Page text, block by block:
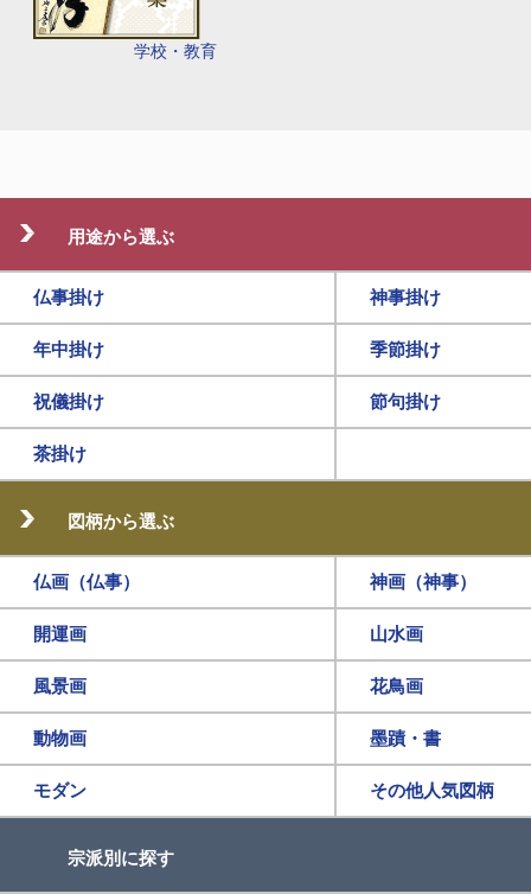
学校・教育
用途から選ぶ
仏事掛け 神事掛け
年中掛け 季節掛け
祝儀掛け 節句掛け
茶掛け
図柄から選ぶ
仏画（仏事） 神画（神事）
開運画 山水画
風景画 花鳥画
動物画 墨蹟・書
モダン その他人気図柄
宗派別に探す